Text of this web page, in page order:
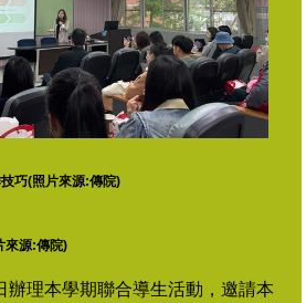
巧(照片來源:傳院)
來源:傳院)
辦理本學期聯合導生活動，邀請本